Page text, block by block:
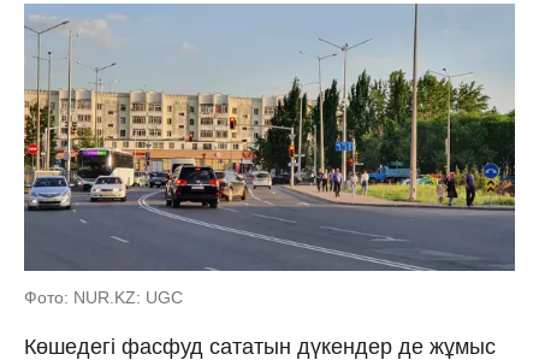
Фото: NUR.KZ: UGC
Көшедегі фасфуд сататын дүкендер де жұмыс